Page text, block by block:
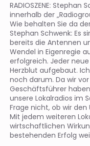
RADIOSZENE:
innerhalb der
Wie behalten Sie da
Stephan Schwenk: Es
bereits die Antennen
Wendel in Eigenregie
erfolgreich. Jeder
Herzblut aufgebaut.
noch darum. Da wir
Geschäftsführer
unsere Lokalradios im
Frage nicht, ob wir den
Mit jedem weiteren
wirtschaftlichen
bestehenden Erfolg